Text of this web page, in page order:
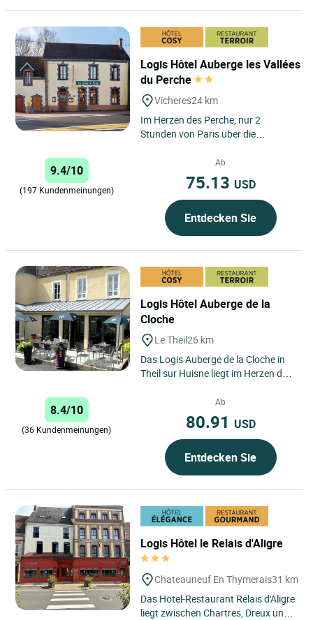
Logis Hôtel Auberge les Vallées
du Perche
Vicheres24 km
Im Herzen des Perche, nur 2
Stunden von Paris über die
in einem charmanten Gasthof mit...
9.4/10
(197 Kundenmeinungen)
Ab
75.13 USD
Entdecken Sie
Logis Hôtel Auberge de la
Cloche
Le Theil26 km
Das Logis Auberge de la Cloche in
Theil sur Huisne liegt im Herzen der
Normandie und ist ein wahres...
8.4/10
(36 Kundenmeinungen)
Ab
80.91 USD
Entdecken Sie
Logis Hôtel le Relais d'Aligre
Chateauneuf En Thymerais31 km
Das Hotel-Restaurant Relais d'Aligre
liegt zwischen Chartres, Dreux und